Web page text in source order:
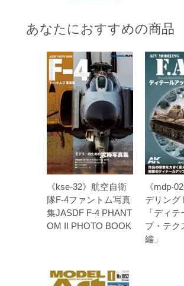
あなたにおすすめの商品
《kse-32》航空自衛
隊F-4ファントム写真
集JASDF F-4 PHANT
OM II PHOTO BOOK
《mdp-
デリング
「ディ
プ・テク
編」